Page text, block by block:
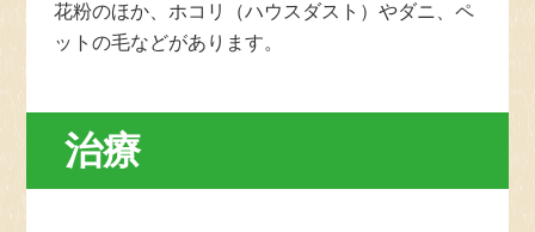
花粉のほか、ホコリ（ハウスダスト）やダニ、ペ
ットの毛などがあります。
治療